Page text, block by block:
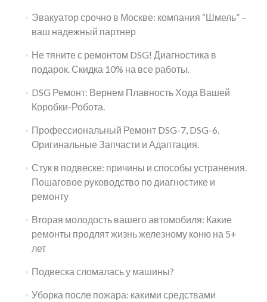
Эвакуатор срочно в Москве: компания “Шмель” –
ваш надежный партнер
Не тяните с ремонтом DSG! Диагностика в
подарок. Скидка 10% на все работы.
DSG Ремонт: Вернем Плавность Хода Вашей
Коробки-Робота.
Профессиональный Ремонт DSG-7, DSG-6.
Оригинальные Запчасти и Адаптация.
Стук в подвеске: причины и способы устранения.
Пошаговое руководство по диагностике и
ремонту
Вторая молодость вашего автомобиля: Какие
ремонты продлят жизнь железному коню на 5+
лет
Подвеска сломалась у машины?
Уборка после пожара: какими средствами